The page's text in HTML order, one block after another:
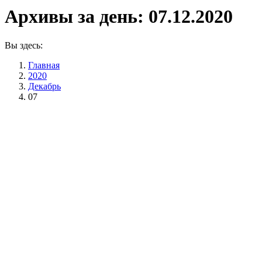
Архивы за день: 07.12.2020
Вы здесь:
Главная
2020
Декабрь
07